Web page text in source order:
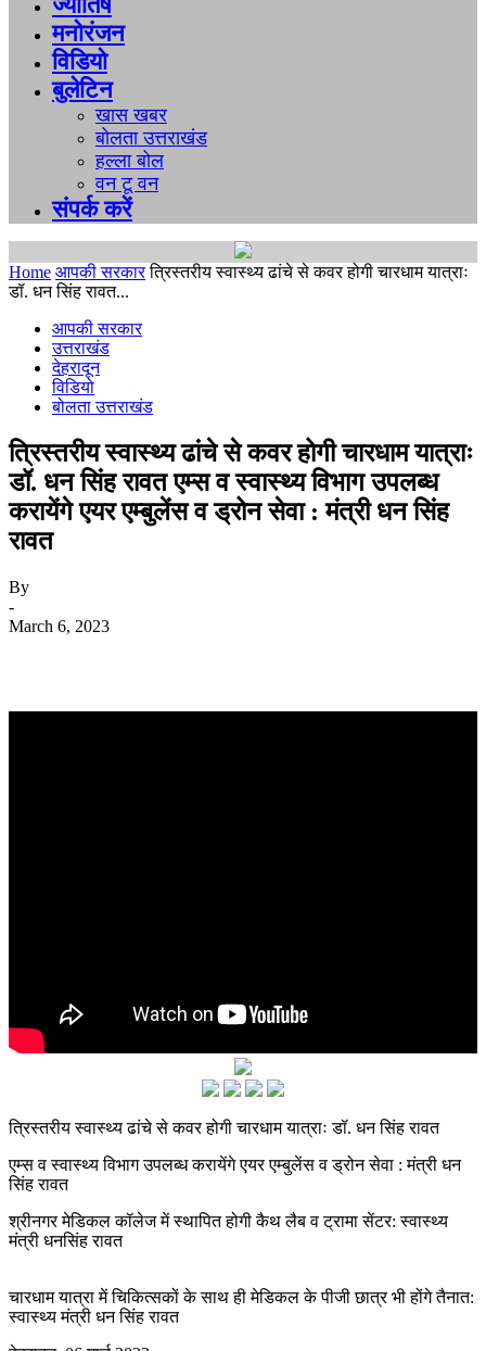
मनोरंजन
विडियो
बुलेटिन
खास खबर
बोलता उत्तराखंड
हल्ला बोल
वन टू वन
संपर्क करें
Home आपकी सरकार त्रिस्तरीय स्वास्थ्य ढांचे से कवर होगी चारधाम यात्राः
डॉ. धन सिंह रावत...
आपकी सरकार
उत्तराखंड
देहरादून
विडियो
बोलता उत्तराखंड
त्रिस्तरीय स्वास्थ्य ढांचे से कवर होगी चारधाम यात्राः
डॉ. धन सिंह रावत एम्स व स्वास्थ्य विभाग उपलब्ध
करायेंगे एयर एम्बुलेंस व ड्रोन सेवा : मंत्री धन सिंह
रावत
By
-
March 6, 2023
त्रिस्तरीय स्वास्थ्य ढांचे से कवर होगी चारधाम यात्राः डॉ. धन सिंह रावत
एम्स व स्वास्थ्य विभाग उपलब्ध करायेंगे एयर एम्बुलेंस व ड्रोन सेवा : मंत्री धन
सिंह रावत
श्रीनगर मेडिकल कॉलेज में स्थापित होगी कैथ लैब व ट्रामा सेंटर: स्वास्थ्य
मंत्री धनसिंह रावत
चारधाम यात्रा में चिकित्सकों के साथ ही मेडिकल के पीजी छात्र भी होंगे तैनात:
स्वास्थ्य मंत्री धन सिंह रावत